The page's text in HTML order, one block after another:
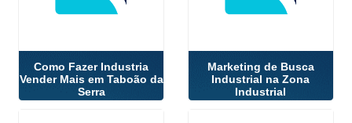
Como Fazer Industria
Vender Mais em Taboão da
Serra
Marketing de Busca
Industrial na Zona
Industrial